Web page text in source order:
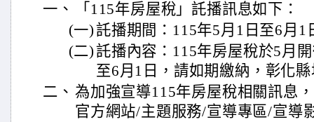
一、
「115年房屋稅」託播訊息如下：
(一)託播期間：115年5月1日至6月1
(二)託播內容：115年房屋稅於5月
至6月1日，請如期繳納，彰化
二、 為加強宣導115年房屋稅相關訊息
官方網站/主題服務/宣導專區/宣導